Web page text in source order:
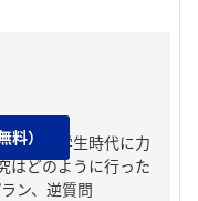
チカ（学生時代に力
はどのように行った
ン、逆質問
）